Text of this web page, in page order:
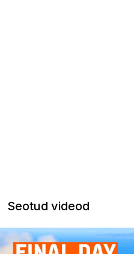
Seotud videod